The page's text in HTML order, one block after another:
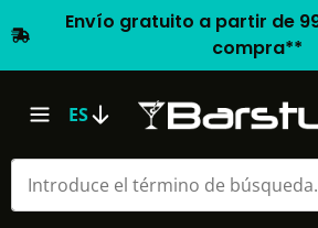
Envío gratuito a partir de
compra**
ES